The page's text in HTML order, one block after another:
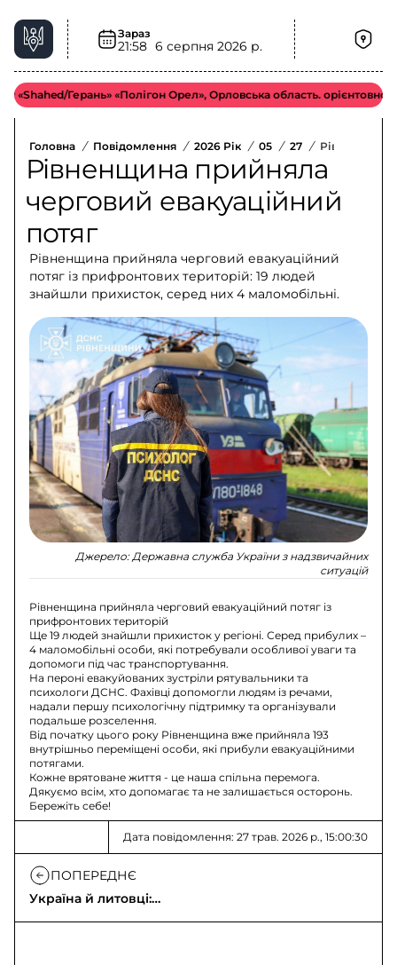
Зараз
21:58 6 серпня 2026 р.
Герань» «Полігон Орел», Орловська область. орієнтовно у
Головна / Повідомлення / 2026 Рік / 05 / 27 / Рівненщина
Рівненщина прийняла
черговий евакуаційний
потяг
Рівненщина прийняла черговий евакуаційний
потяг із прифронтових територій: 19 людей
знайшли прихисток, серед них 4 маломобільні.
Джерело:Державна служба України з надзвичайних
ситуацій
Рівненщина прийняла черговий евакуаційний потяг із
прифронтових територій
Ще 19 людей знайшли прихисток у регіоні. Серед прибулих –
4 маломобільні особи, які потребували особливої уваги та
допомоги під час транспортування.
На пероні евакуйованих зустріли рятувальники та
психологи ДСНС. Фахівці допомогли людям із речами,
надали першу психологічну підтримку та організували
подальше розселення.
Від початку цього року Рівненщина вже прийняла 193
внутрішньо переміщені особи, які прибули евакуаційними
потягами.
Кожне врятоване життя - це наша спільна перемога.
Дякуємо всім, хто допомагає та не залишається осторонь.
Бережіть себе!
Дата повідомлення: 27 трав. 2026 р., 15:00:30
ПОПЕРЕДНЄ
Україна й литовці:
захист критичної